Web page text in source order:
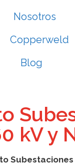
Nosotros
Copperweld
Blog
kV y